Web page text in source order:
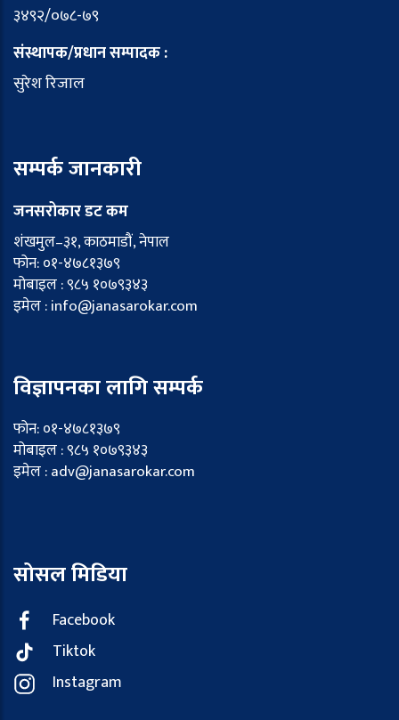
३४९२/०७८-७९
संस्थापक/प्रधान सम्पादक :
सुरेश रिजाल
सम्पर्क जानकारी
जनसरोकार डट कम
शंखमुल–३१, काठमाडौं, नेपाल
फोन: ०१-४७८१३७९
मोबाइल : ९८५ १०७९३४३
इमेल : info@janasarokar.com
विज्ञापनका लागि सम्पर्क
फोन: ०१-४७८१३७९
मोबाइल : ९८५ १०७९३४३
इमेल : adv@janasarokar.com
सोसल मिडिया
Facebook
Tiktok
Instagram